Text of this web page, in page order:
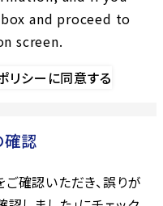
and proceed to
screen.
シーに同意する
確認
確認いただき、誤りが